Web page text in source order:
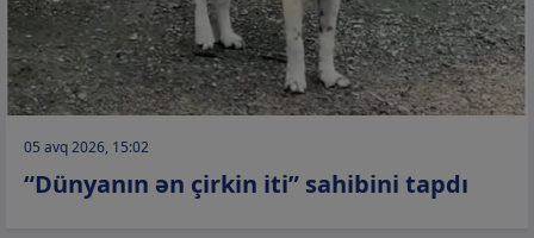
05 avq 2026, 15:02
“Dünyanın ən çirkin iti” sahibini tapdı